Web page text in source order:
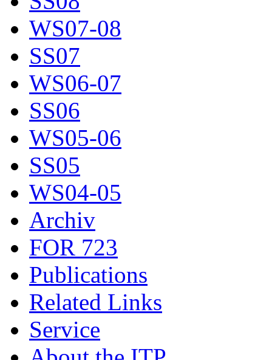
WS07-08
SS07
WS06-07
SS06
WS05-06
SS05
WS04-05
Archiv
FOR 723
Publications
Related Links
Service